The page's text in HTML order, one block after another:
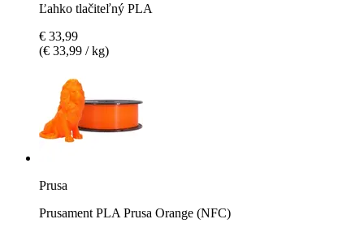
Ľahko tlačiteľný PLA
€ 33,99
(€ 33,99 / kg)
Prusa
Prusament PLA Prusa Orange (NFC)